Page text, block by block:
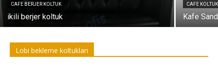
CAFE BERJER KOLTUK
ikili berjer koltuk
CAFE
Kafe
Lobi bekleme koltukları